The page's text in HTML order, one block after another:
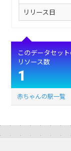
リリース日
このデータセッ
リソース数
1
赤ちゃんの駅一覧